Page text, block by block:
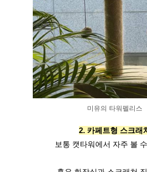
미유의 타워펠리스
2. 카페트형 스크래
보통 캣타워에서 자주 볼